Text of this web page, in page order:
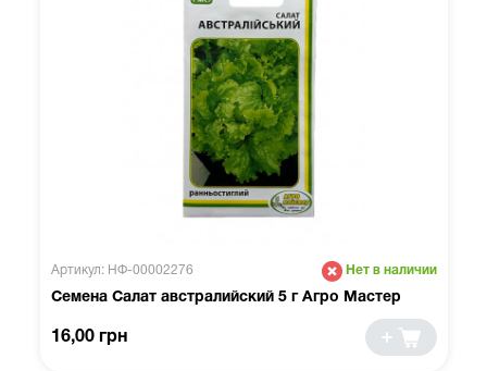
Артикул: НФ-00002276 Нет в наличии
Семена Салат австралийский 5 г Агро Мастер
16,00 грн